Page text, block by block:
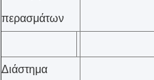
περασμάτων
Διάστημα